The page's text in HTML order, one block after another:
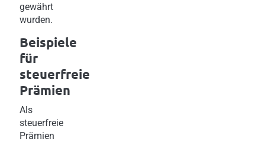
gewährt
wurden.
Beispiele
für
steuerfreie
Prämien
Als
steuerfreie
Prämien